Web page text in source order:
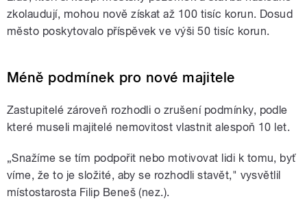
zkolaudují, mohou nově získat až 100 tisíc korun. Dosud
město poskytovalo příspěvek ve výši 50 tisíc korun.
Méně podmínek pro nové majitele
Zastupitelé zároveň rozhodli o zrušení podmínky, podle
které museli majitelé nemovitost vlastnit alespoň 10 let.
„Snažíme se tím podpořit nebo motivovat lidi k tomu, byť
víme, že to je složité, aby se rozhodli stavět," vysvětlil
místostarosta Filip Beneš (nez.).